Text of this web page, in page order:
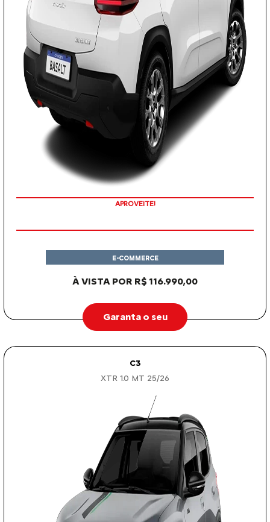
APROVEITE!
À VISTA POR R$ 116.990,00
E-COMMERCE
Garanta o seu
C3
XTR 1.0 MT 25/26